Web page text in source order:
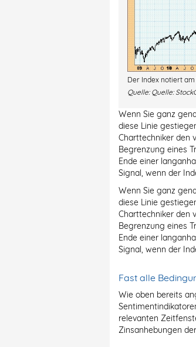
Der Index notiert
Quelle: Quelle:
Wenn Sie ganz
diese Linie
Charttechniker den
Begrenzung eines
Ende einer
Signal, wenn der
Wenn Sie ganz
diese Linie
Charttechniker den
Begrenzung eines
Ende einer
Signal, wenn der
Fast alle
Wie oben bereits
relevanten
Zinsanhebungen